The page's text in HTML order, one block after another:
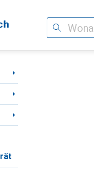
Suche